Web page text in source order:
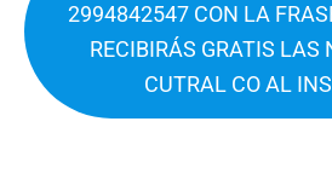
2994842547 CON LA
RECIBIRÁS GRATIS LAS
CUTRAL CO AL